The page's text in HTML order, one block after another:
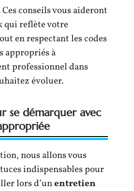
conseils vous aideront
qui reflète votre
en respectant les codes
appropriés à
professionnel dans
évoluer.
se démarquer avec
nous allons vous
indispensables pour
lors d’unentretien